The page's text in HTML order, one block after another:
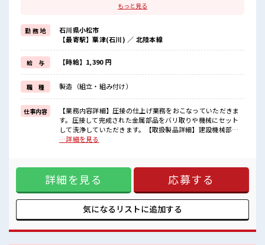
制服があるので、
毎日の服装の悩み解消♪
≪未経験でも活躍できる≫
新しいことにチャレンジするのは不安だけど、
しっかり働く環境が整っています！
イチからスキルUP・ステップUP目指していきましょう！
≪収入アップを目指せる≫
高時給だらけの派遣のお仕事です！
■職場の雰囲気
20代活躍中のフレッシュな職場です☆
残業も1日1H程度あるので給料の上乗せも期待できそう！
もっと見る
勤 務 地
石川県小松市
【最寄駅】粟津(石川) ／ 北陸本線
給 与 【時給】1,390 円
職 種 製造（組立・組み付け）
仕事内容
【業務内容詳細】圧接の仕上げ業務をおこなっていただきま
す。圧接して完成された金属部品をバリ取りや機械にセット
して洗浄していただきます。【取扱製品詳細】建設機械部品
■お仕事PR ≪適度な残業でお給料UP≫ 残業は月20時間未満
しいことにチャレンジするのは不安だけど、 しっかり働く環
境が整っています！ イチからスキルUP・ステップUP目指し
ていきましょう！ ≪収入アップを目指せる≫ 高時給だらけの
派遣のお仕事です！ ■職場の雰囲気 20代活躍中のフレッシュ
な職場です☆ 残業も1日1H程度あるので給料の上乗せも期待
できそう！
…詳細を見る
詳細を見る 応募する
気になるリストに追加する